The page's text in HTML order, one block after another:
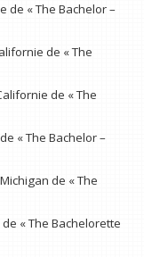
de « The Bachelor –
de « The
de « The
« The Bachelor –
de « The
« The Bachelorette